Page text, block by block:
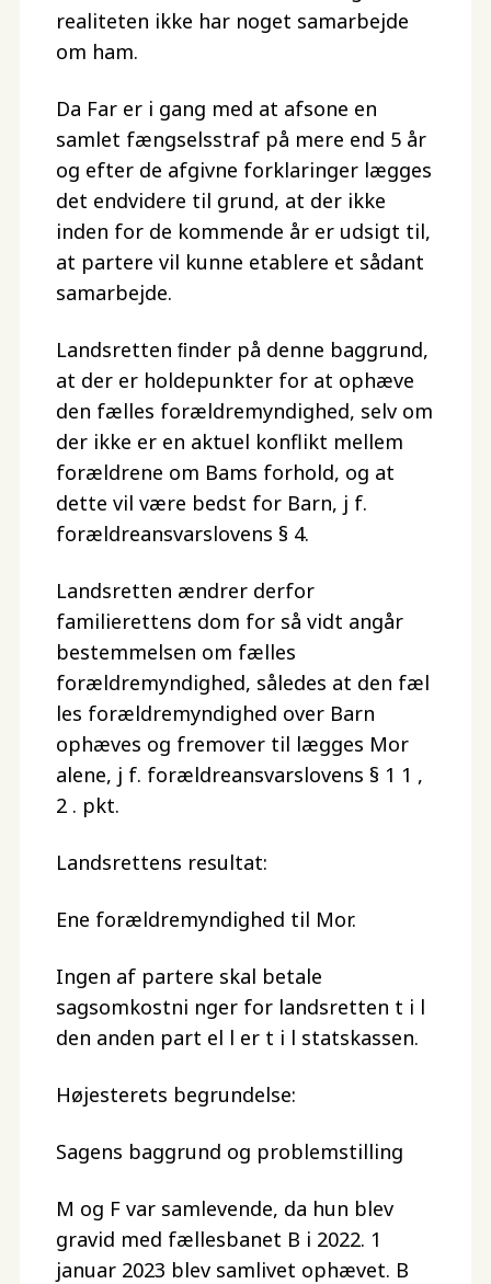
realiteten ikke har noget samarbejde
om ham.
Da Far er i gang med at afsone en
samlet fængselsstraf på mere end 5 år
og efter de afgivne forklaringer lægges
det endvidere til grund, at der ikke
inden for de kommende år er udsigt til,
at partere vil kunne etablere et sådant
samarbejde.
Landsretten ﬁnder på denne baggrund,
at der er holdepunkter for at ophæve
den fælles forældremyndighed, selv om
der ikke er en aktuel konflikt mellem
forældrene om Bams forhold, og at
dette vil være bedst for Barn, j f.
forældreansvarslovens § 4.
Landsretten ændrer derfor
familierettens dom for så vidt angår
bestemmelsen om fælles
forældremyndighed, således at den fæl
les forældremyndighed over Barn
ophæves og fremover til lægges Mor
alene, j f. forældreansvarslovens § 1 1 ,
2 . pkt.
Landsrettens resultat:
Ene forældremyndighed til Mor.
Ingen af partere skal betale
sagsomkostni nger for landsretten t i l
den anden part el l er t i l statskassen.
Højesterets begrundelse:
Sagens baggrund og problemstilling
M og F var samlevende, da hun blev
gravid med fællesbanet B i 2022. 1
januar 2023 blev samlivet ophævet. B